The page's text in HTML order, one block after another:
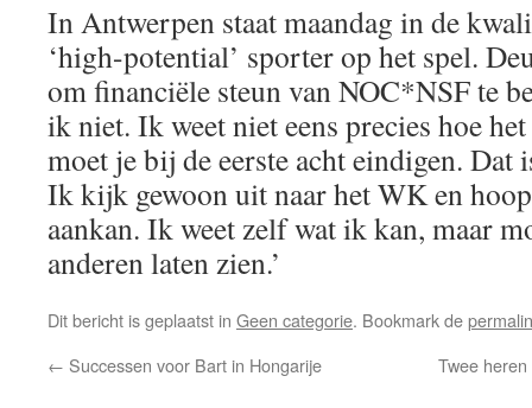
In Antwerpen staat maandag in de
‘high-potential’ sporter op het spel.
om financiële steun van NOC*NSF te
ik niet. Ik weet niet eens precies hoe
moet je bij de eerste acht eindigen. Dat
Ik kijk gewoon uit naar het WK en
aankan. Ik weet zelf wat ik kan, maar
anderen laten zien.’
Dit bericht is geplaatst in Geen categorie. Bookmark de
← Successen voor Bart in Hongarije Twee